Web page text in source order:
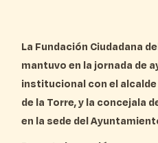
La Fundación Ciudadana
mantuvo en la jornada de
institucional con el alcalde
de la Torre, y la concejala
en la sede del